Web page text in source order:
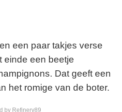
een paar takjes verse
einde een beetje
Dat geeft een
het romige van de boter.
by Refinery89